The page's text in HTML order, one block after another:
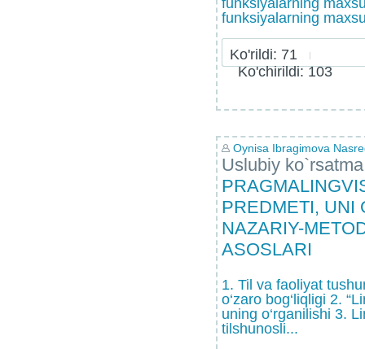
funksiyalarning
funksiyalarning
Ko'rildi: 71
Ko'chirildi: 103
Oynisa Ibragimova
Uslubiy ko`rsatma
PREDMETI, UNI
NAZARIY-
ASOSLARI
1. Til va faoliyat
o‘zaro bog‘liqligi 2.
uning o‘rganilishi 3.
tilshunosli...